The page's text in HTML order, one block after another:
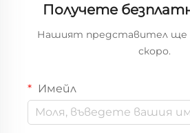
Получете
Нашият представител ще
скоро.
Имейл